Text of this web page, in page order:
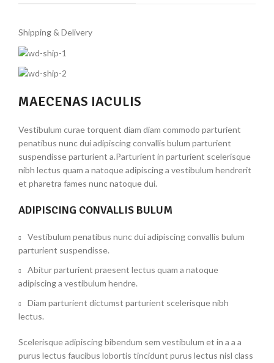
Shipping & Delivery
MAECENAS IACULIS
Vestibulum curae torquent diam diam commodo parturient
penatibus nunc dui adipiscing convallis bulum parturient
suspendisse parturient a.Parturient in parturient scelerisque
nibh lectus quam a natoque adipiscing a vestibulum hendrerit
et pharetra fames nunc natoque dui.
ADIPISCING CONVALLIS BULUM
Vestibulum penatibus nunc dui adipiscing convallis bulum
parturient suspendisse.
Abitur parturient praesent lectus quam a natoque
adipiscing a vestibulum hendre.
Diam parturient dictumst parturient scelerisque nibh
lectus.
Scelerisque adipiscing bibendum sem vestibulum et in a a a
purus lectus faucibus lobortis tincidunt purus lectus nisl class